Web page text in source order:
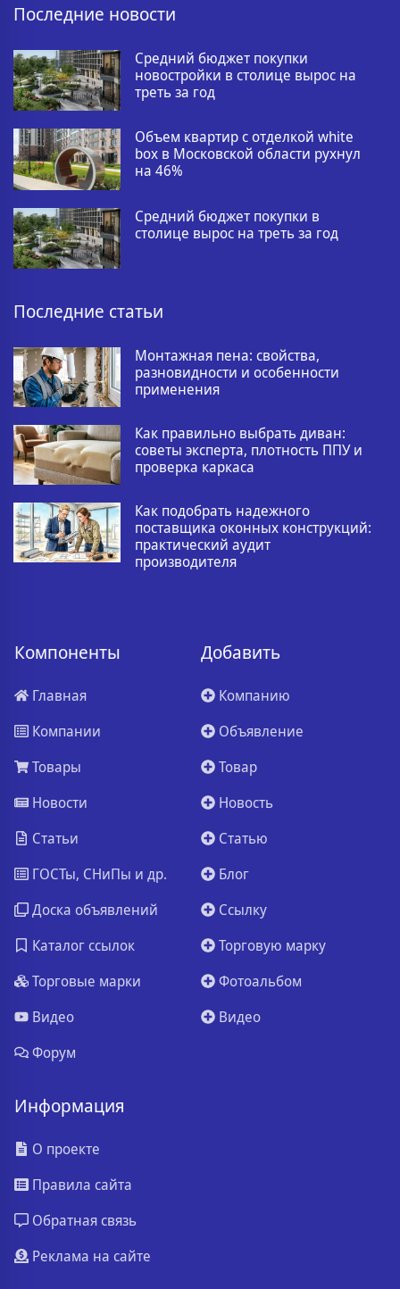
Последние новости
Средний бюджет покупки
новостройки в столице вырос на
треть за год
Объем квартир с отделкой white
box в Московской области рухнул
на 46%
Средний бюджет покупки в
столице вырос на треть за год
Последние статьи
Монтажная пена: свойства,
разновидности и особенности
применения
Как правильно выбрать диван:
советы эксперта, плотность ППУ и
проверка каркаса
Как подобрать надежного
поставщика оконных конструкций:
практический аудит
производителя
Компоненты
Главная
Компании
Товары
Новости
Статьи
ГОСТы, СНиПы и др.
Доска объявлений
Каталог ссылок
Торговые марки
Видео
Форум
Добавить
Компанию
Объявление
Товар
Новость
Статью
Блог
Ссылку
Торговую марку
Фотоальбом
Видео
Информация
О проекте
Правила сайта
Обратная связь
Реклама на сайте